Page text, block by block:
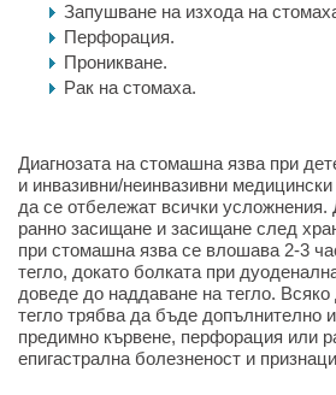
Запушване на изхода на
Перфорация.
Проникване.
Рак на стомаха.
Диагнозата на стомашна язва при
и инвазивни/неинвазивни
да се отбележат всички
ранно засищане и засищане след
при стомашна язва се влошава 2-3
тегло, докато болката при
доведе до наддаване на тегло.
тегло трябва да бъде допълнително
предимно кървене, перфорация или
епигастрална болезненост и